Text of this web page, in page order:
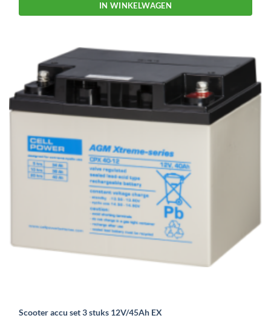
IN WINKELWAGEN
Scooter accu set 3 stuks 12V/45Ah EX